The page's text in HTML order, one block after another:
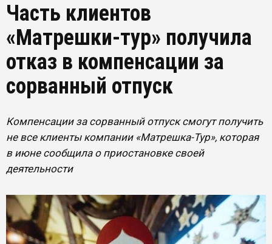
Часть клиентов
«Матрешки-тур» получила
отказ в компенсации за
сорванный отпуск
Компенсации за сорванный отпуск смогут получить
не все клиенты компании «Матрешка-Тур», которая
в июне сообщила о приостановке своей
деятельности